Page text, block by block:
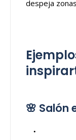
despeja
🌸 Salón